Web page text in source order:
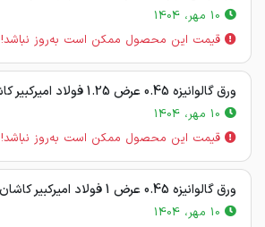
قیمت این محصول ممکن است به‌روز نباشد!
ورق گالوانیزه 0.45 عرض 1.25 فولاد امیرکبیر کاشان
قیمت این محصول ممکن است به‌روز نباشد!
ورق گالوانیزه 0.45 عرض 1 فولاد امیرکبیر کاشان